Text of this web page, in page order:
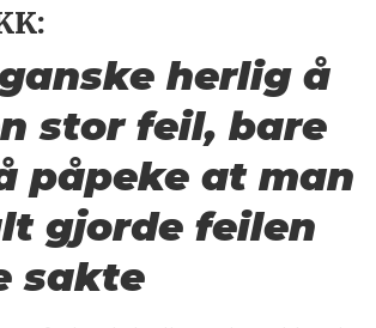
herlig å
stor feil, bare
påpeke at man
gjorde feilen
sakte